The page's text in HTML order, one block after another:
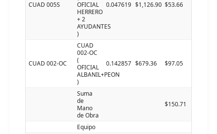
CUAD 005S
OFICIAL
HERRERO
+ 2
AYUDANTES
)
0.047619 $1,126.90 $53.66
CUAD 002-OC
CUAD
002-OC
(
OFICIAL
ALBANIL+PEON
)
0.142857 $679.36 $97.05
Suma
de
Mano
de Obra
$150.71
Equipo